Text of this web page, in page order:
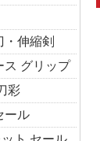
・伸縮剣
ス グリップ
彩
ール